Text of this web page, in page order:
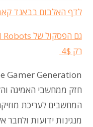
לדף האלבום בבאנד
רק 4$
Gamer Generation
חזק ממחשבי האמיגה
המחשבים לעריכת
מנגינות ידועות